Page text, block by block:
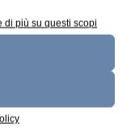
di più su questi scopi